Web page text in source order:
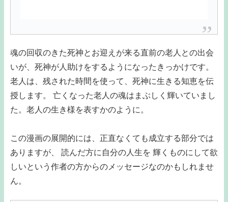
魂の回収のきた死神とお迎えが来る直前の老人との出会
いが、死神が人助けをするようになったきっかけです。
老人は、残された時間を使って、死神に生きる知恵を伝
授します。 亡くなった老人の魂はまぶしく輝いていまし
た。老人の生き様を表すかのように。
この漫画の展開的には、正直なくても成立する部分では
ありますが、 読んだ方に自分の人生を 輝くものにして欲
しいという作者の方からのメッセージなのかもしれませ
ん。